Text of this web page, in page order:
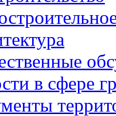
в сфере